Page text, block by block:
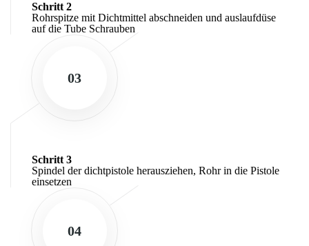
Schritt 2
Rohrspitze mit Dichtmittel abschneiden und auslaufdüse
auf die Tube Schrauben
03
Schritt 3
Spindel der dichtpistole herausziehen, Rohr in die Pistole
einsetzen
04